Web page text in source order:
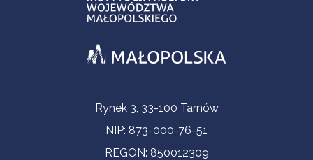
Contact InformationRynek 3, 33-100 Tarnów
NIP: 873-000-76-51
REGON: 850012309